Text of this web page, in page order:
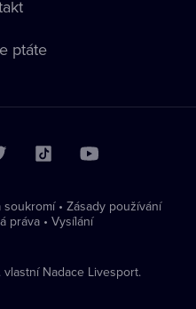
ptáte
soukromí • Zásady používání
práva • Vysílání
Nadace Livesport.